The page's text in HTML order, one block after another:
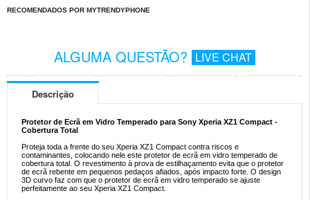
RECOMENDADOS POR MYTRENDYPHONE
ALGUMA QUESTÃO? LIVE CHAT
Descrição
Protetor de Ecrã em Vidro Temperado para Sony Xperia XZ1 Compact -
Cobertura Total
Proteja toda a frente do seu Xperia XZ1 Compact contra riscos e
contaminantes, colocando nele este protetor de ecrã em vidro temperado de
cobertura total. O revestimento à prova de estilhaçamento evita que o protetor
de ecrã rebente em pequenos pedaços afiados, após impacto forte. O design
3D curvo faz com que o protetor de ecrã em vidro temperado se ajuste
perfeitamente ao seu Xperia XZ1 Compact.